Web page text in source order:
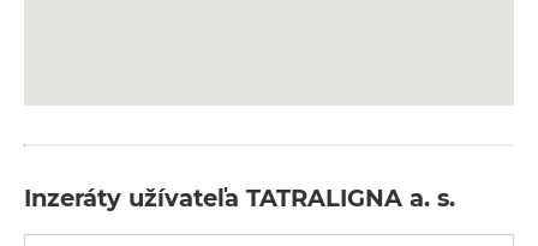
Inzeráty užívateľa TATRALIGNA a. s.